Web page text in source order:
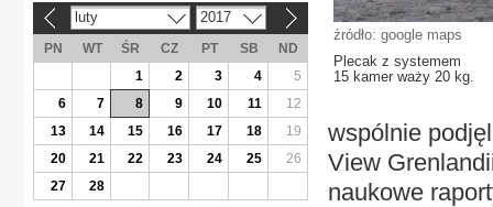
źródło: google maps
Plecak z systemem
15 kamer waży 20 kg.
wspólnie
View
naukowe
luty 2017
PN WT ŚR CZ PT SB
ND
1
2 3 4
5
6
7 8 9 10 11
12
13
14 15 16 17 18
19
20
21 22 23 24 25
26
27
28